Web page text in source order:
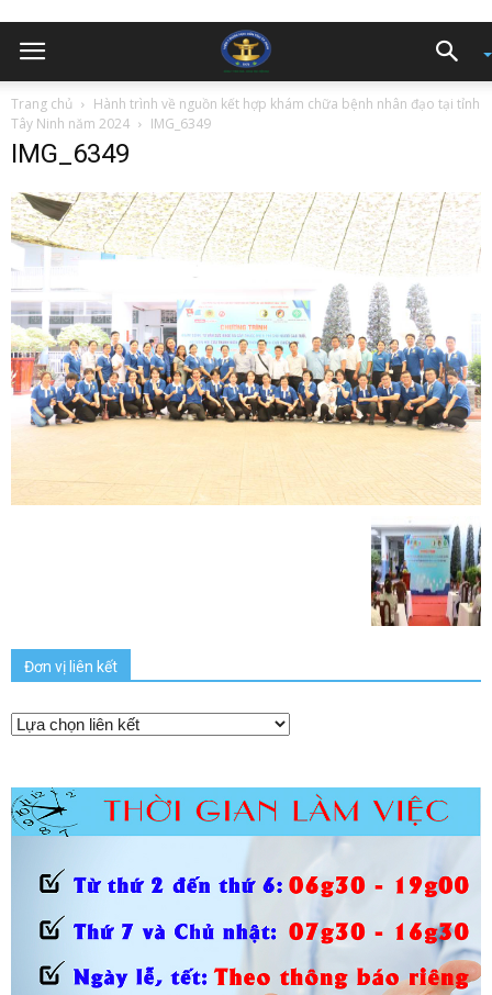
Trang chủ
Hành trình về nguồn kết hợp khám chữa bệnh nhân đạo tại tỉnh
Tây Ninh năm 2024
IMG_6349
IMG_6349
Đơn vị liên kết